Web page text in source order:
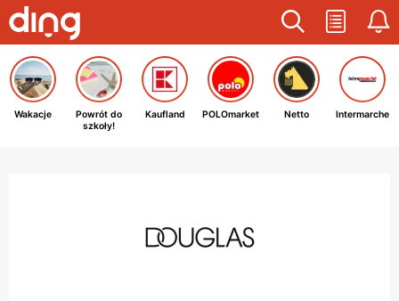
Wakacje
Powrót do
szkoły!
Kaufland POLOmarket Netto Intermarche